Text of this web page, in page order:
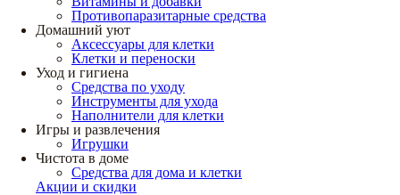
Противопаразитарные средства
Домашний уют
Аксессуары для клетки
Клетки и переноски
Уход и гигиена
Средства по уходу
Инструменты для ухода
Наполнители для клетки
Игры и развлечения
Игрушки
Чистота в доме
Средства для дома и клетки
Акции и скидки